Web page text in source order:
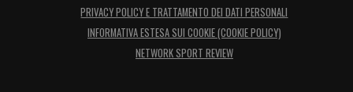
PRIVACY POLICY E TRATTAMENTO DEI DATI PERSONALI
INFORMATIVA ESTESA SUI COOKIE (COOKIE POLICY)
NETWORK SPORT REVIEW